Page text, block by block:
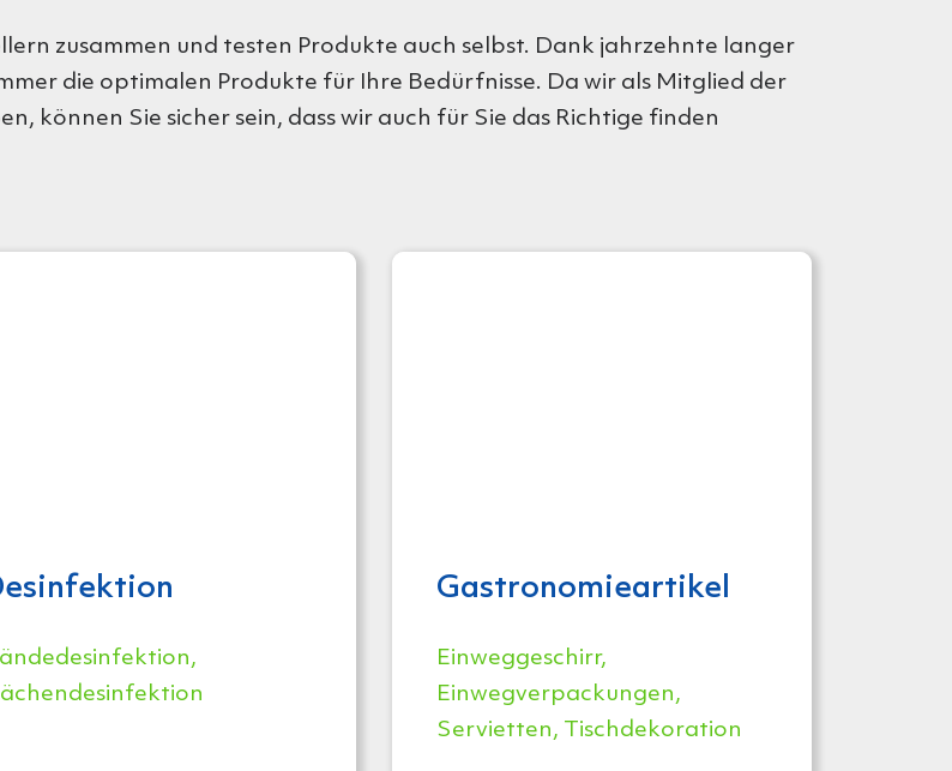
zusammen und testen Produkte auch selbst. Dank jahrzehnte langer
die optimalen Produkte für Ihre Bedürfnisse. Da wir als Mitglied der
können Sie sicher sein, dass wir auch für Sie das Richtige finden
Gastronomie­artikel
Einweggeschirr,
Einwegverpackungen,
Servietten, Tischdekoration